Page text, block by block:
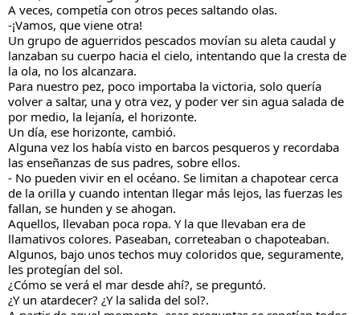
A veces, competía con otros peces saltando olas.
-¡Vamos, que viene otra!
Un grupo de aguerridos pescados movían su aleta caudal y
lanzaban su cuerpo hacia el cielo, intentando que la cresta de
la ola, no los alcanzara.
Para nuestro pez, poco importaba la victoria, solo quería
volver a saltar, una y otra vez, y poder ver sin agua salada de
por medio, la lejanía, el horizonte.
Un día, ese horizonte, cambió.
Alguna vez los había visto en barcos pesqueros y recordaba
las enseñanzas de sus padres, sobre ellos.
- No pueden vivir en el océano. Se limitan a chapotear cerca
de la orilla y cuando intentan llegar más lejos, las fuerzas les
fallan, se hunden y se ahogan.
Aquellos, llevaban poca ropa. Y la que llevaban era de
llamativos colores. Paseaban, correteaban o chapoteaban.
Algunos, bajo unos techos muy coloridos que, seguramente,
les protegían del sol.
¿Cómo se verá el mar desde ahí?, se preguntó.
¿Y un atardecer? ¿Y la salida del sol?.